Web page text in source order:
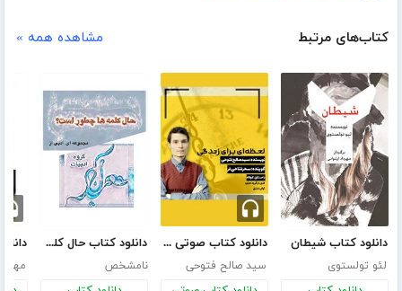
کتاب‌های مرتبط مشاهده همه »
دانلود کتاب شیطان
لئو تولستوی
دانلود کتاب صوتی لحظه‌ای برای زندگی
سید صالح فتوحی
دانلود کتاب حال کلمه‌ها چطور است؟
نامشخص مهدی